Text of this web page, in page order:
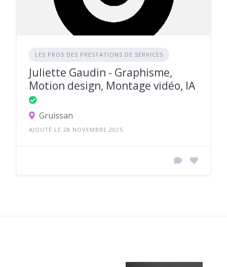
LES PROS DES PRESTATIONS DE SERVICES
Juliette Gaudin - Graphisme,
Motion design, Montage vidéo, IA
Gruissan
AJOUTÉ LE 28 NOVEMBRE 2025